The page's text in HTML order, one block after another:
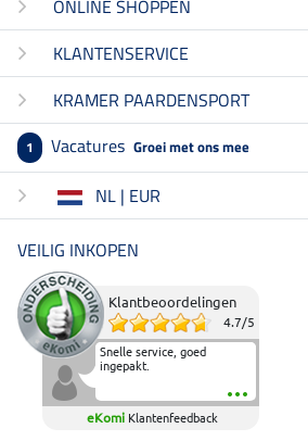
ONLINE SHOPPEN
KLANTENSERVICE
KRAMER PAARDENSPORT
1 Vacatures Groei met ons mee
NL | EUR
VEILIG INKOPEN
Klantbeoordelingen
4.7/5
Snelle service, goed
ingepakt.
eKomi Klantenfeedback